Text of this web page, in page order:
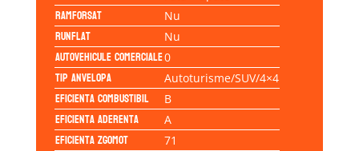
Ramforsat Nu
Runflat Nu
Autovehicule comerciale0
Tip anvelopa Autoturisme/SUV/4×4
Eficienta Combustibil B
Eficienta Aderenta A
Eficienta Zgomot 71